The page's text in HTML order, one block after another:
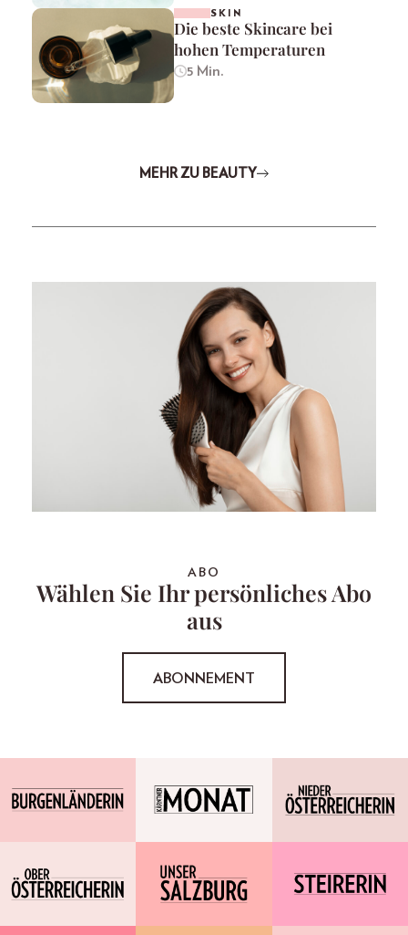
SKIN
Die beste Skincare bei
hohen Temperaturen
5 Min.
MEHR ZU BEAUTY
ABO
Wählen Sie Ihr persönliches Abo
aus
ABONNEMENT